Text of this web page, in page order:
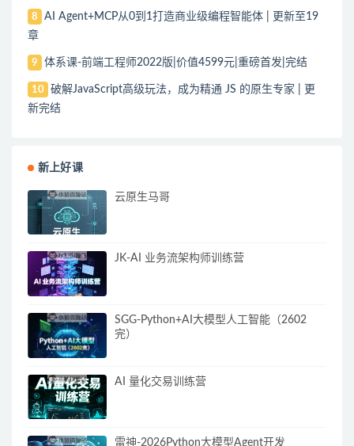
8
AI Agent+MCP从0到1打造商业级编程智能体 | 更新至19
章
9 体系课-前端工程师2022版|价值4599元|重磅首发|完结
10
破解JavaScript高级玩法，成为精通 JS 的原生专家 | 更
新完结
新上好课
云原生马哥
JK-AI 业务流架构师训练营
SGG-Python+AI大模型人工智能（2602
完）
AI 量化交易训练营
雷神-2026Python大模型Agent开发